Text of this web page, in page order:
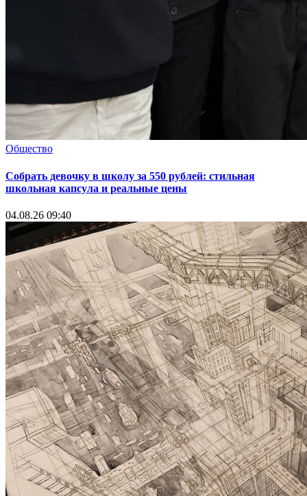
Общество
Собрать девочку в школу за 550 рублей: стильная
школьная капсула и реальные цены
04.08.26 09:40